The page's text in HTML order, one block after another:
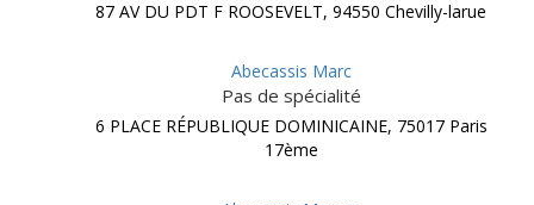
87 AV DU PDT F ROOSEVELT, 94550 Chevilly-larue
Abecassis Marc
Pas de spécialité
6 PLACE RÉPUBLIQUE DOMINICAINE, 75017 Paris
17ème